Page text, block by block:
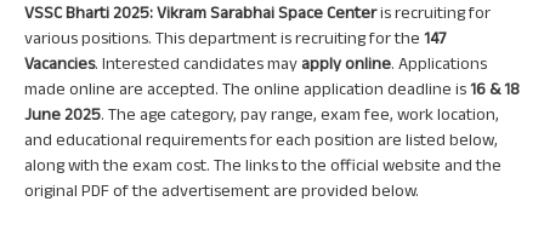
VSSC Bharti 2025: Vikram Sarabhai Space Centeris recruiting for
various positions. This department is recruiting for the147
Vacancies. Interested candidates mayapply online. Applications
made online are accepted. The online application deadline is16 & 18
June 2025. The age category, pay range, exam fee, work location,
and educational requirements for each position are listed below,
along with the exam cost. The links to the official website and the
original PDF of the advertisement are provided below.